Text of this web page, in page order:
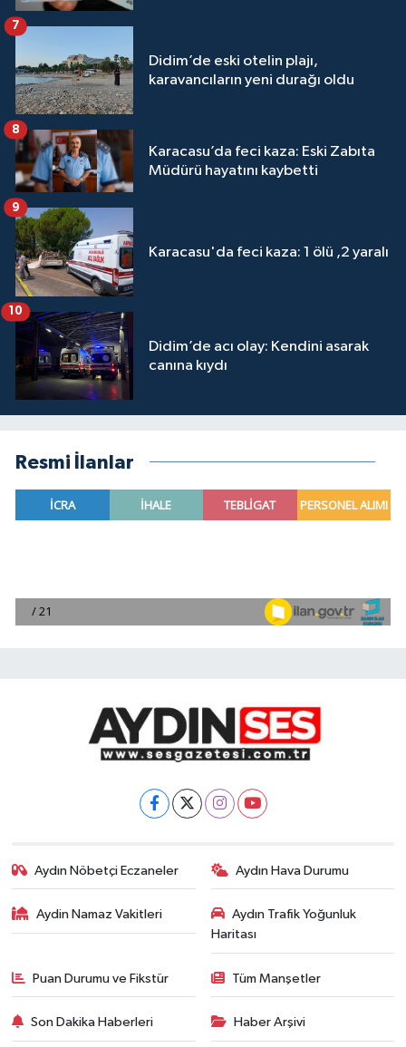
Didim’de eski otelin plajı,
karavancıların yeni durağı oldu
7
Karacasu’da feci kaza: Eski Zabıta
Müdürü hayatını kaybetti
8
Karacasu'da feci kaza: 1 ölü ,2 yaralı
9
Didim’de acı olay: Kendini asarak
canına kıydı
10
Resmi İlanlar
Aydın Nöbetçi Eczaneler Aydın Hava Durumu
Aydin Namaz Vakitleri
Aydın Trafik Yoğunluk
Haritası
Puan Durumu ve Fikstür Tüm Manşetler
Son Dakika Haberleri Haber Arşivi